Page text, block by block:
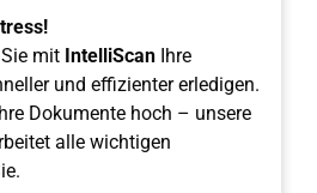
mit IntelliScan Ihre
und effizienter erledigen.
Dokumente hoch – unsere
alle wichtigen